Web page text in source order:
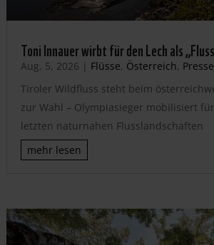
Toni Innauer wirbt für den Lech als
Aug. 5, 2026 | Flüsse, Österreich,
Tiroler Wildfluss steht beim
zur Wahl – Olympiasieger mobilisiert
letzten naturnahen Flusslandschaften
mehr lesen